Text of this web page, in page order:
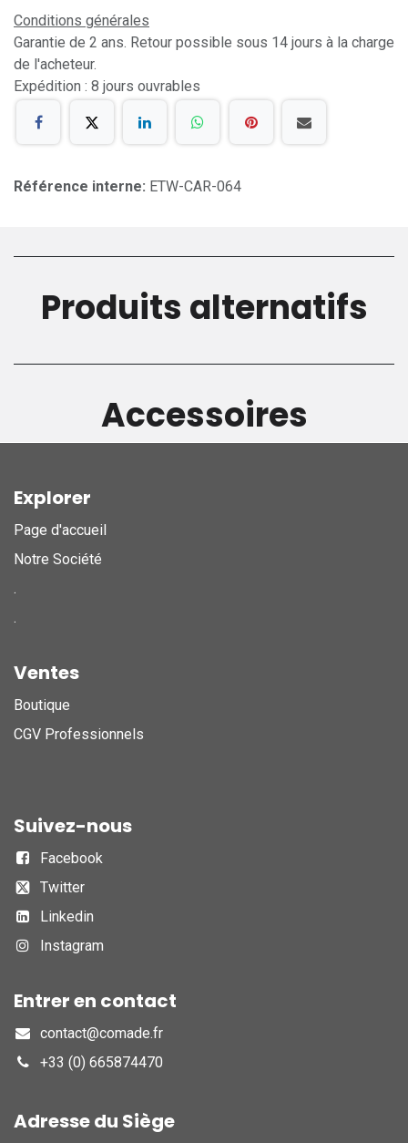
Conditions générales
Garantie de 2 ans. Retour possible sous 14 jours à la charge
de l'acheteur.
Expédition : 8 jours ouvrables
Référence interne: ETW-CAR-064
Produits alternatifs
Accessoires
Explorer
Page d'accueil
Notre Société
.
.
Ventes
Boutique
CGV Professionnels
Suivez-nous
Facebook
Twitter
Linkedin
Instagram
Entrer en contact
contact@comade.fr
+33 (0) 665874470
Adresse du Siège